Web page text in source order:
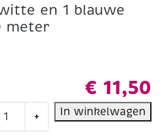
en 1 blauwe
meter
€ 11,50
+ In winkelwagen